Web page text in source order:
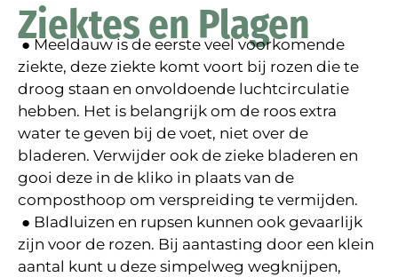
Ziektes en Plagen
● Meeldauw is de eerste veel voorkomende
ziekte, deze ziekte komt voort bij rozen die te
droog staan en onvoldoende luchtcirculatie
hebben. Het is belangrijk om de roos extra
water te geven bij de voet, niet over de
bladeren. Verwijder ook de zieke bladeren en
gooi deze in de kliko in plaats van de
composthoop om verspreiding te vermijden.
● Bladluizen en rupsen kunnen ook gevaarlijk
zijn voor de rozen. Bij aantasting door een klein
aantal kunt u deze simpelweg wegknijpen,